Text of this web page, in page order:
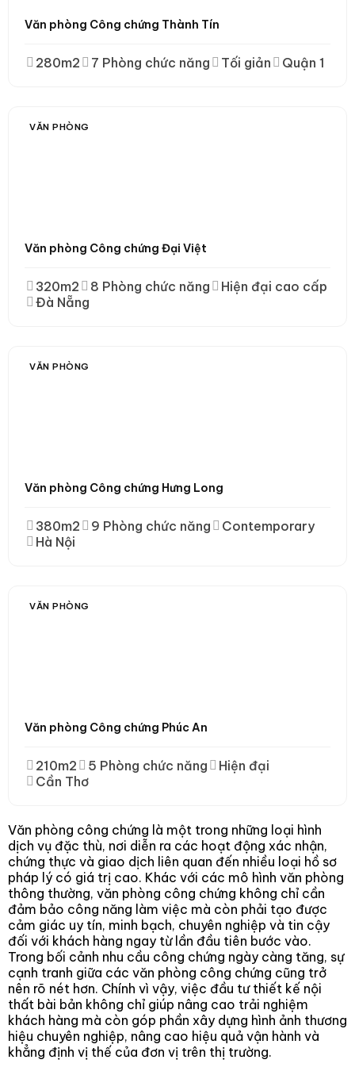
Văn phòng Công chứng Thành Tín
280m2 7 Phòng chức năng Tối giản Quận 1
VĂN PHÒNG
Văn phòng Công chứng Đại Việt
320m2 8 Phòng chức năng
Hiện đại cao cấp
Đà Nẵng
VĂN PHÒNG
Văn phòng Công chứng Hưng Long
380m2 9 Phòng chức năng
Contemporary
Hà Nội
VĂN PHÒNG
Văn phòng Công chứng Phúc An
210m2 5 Phòng chức năng
Hiện đại
Cần Thơ
Văn phòng công chứng là một trong những loại hình
dịch vụ đặc thù, nơi diễn ra các hoạt động xác nhận,
chứng thực và giao dịch liên quan đến nhiều loại hồ sơ
pháp lý có giá trị cao. Khác với các mô hình văn phòng
thông thường, văn phòng công chứng không chỉ cần
đảm bảo công năng làm việc mà còn phải tạo được
cảm giác uy tín, minh bạch, chuyên nghiệp và tin cậy
đối với khách hàng ngay từ lần đầu tiên bước vào.
Trong bối cảnh nhu cầu công chứng ngày càng tăng, sự
cạnh tranh giữa các văn phòng công chứng cũng trở
nên rõ nét hơn. Chính vì vậy, việc đầu tư thiết kế nội
thất bài bản không chỉ giúp nâng cao trải nghiệm
khách hàng mà còn góp phần xây dựng hình ảnh thương
hiệu chuyên nghiệp, nâng cao hiệu quả vận hành và
khẳng định vị thế của đơn vị trên thị trường.